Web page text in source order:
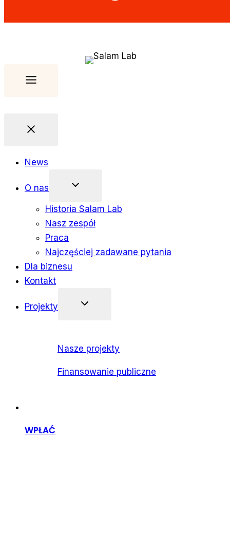
News
O nas
Historia Salam Lab
Nasz zespół
Praca
Najczęściej zadawane pytania
Dla biznesu
Kontakt
Projekty
Nasze projekty
Finansowanie publiczne
WPŁAĆ